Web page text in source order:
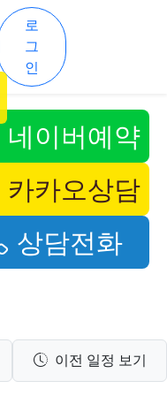
로
그
인
네이버예약
카카오상담
상담전화
이전 일정 보기